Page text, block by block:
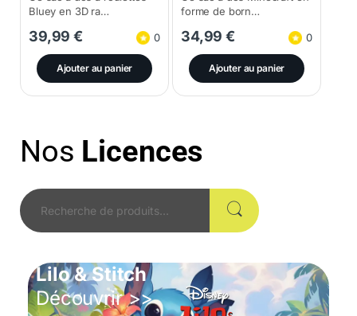
Bluey en 3D ra…
39,99€ 0
Ajouter au panier
forme de born…
34,99€ 0
Ajouter au panier
Nos Licences
Lilo & Stitch
Découvrir >>